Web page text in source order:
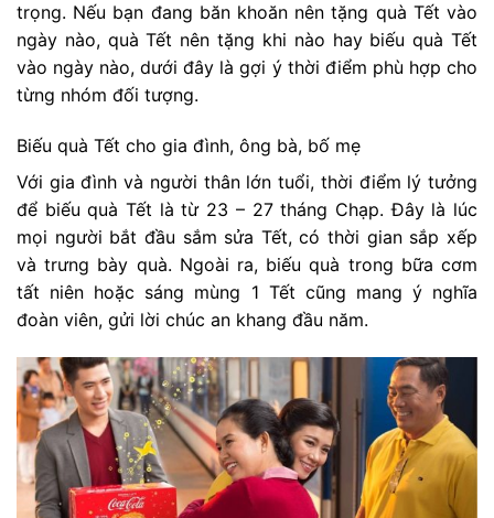
trọng. Nếu bạn đang băn khoăn nên tặng quà Tết vào
ngày nào, quà Tết nên tặng khi nào hay biếu quà Tết
vào ngày nào, dưới đây là gợi ý thời điểm phù hợp cho
từng nhóm đối tượng.
Biếu quà Tết cho gia đình, ông bà, bố mẹ
Với gia đình và người thân lớn tuổi, thời điểm lý tưởng
để biếu quà Tết là từ 23 – 27 tháng Chạp. Đây là lúc
mọi người bắt đầu sắm sửa Tết, có thời gian sắp xếp
và trưng bày quà. Ngoài ra, biếu quà trong bữa cơm
tất niên hoặc sáng mùng 1 Tết cũng mang ý nghĩa
đoàn viên, gửi lời chúc an khang đầu năm.